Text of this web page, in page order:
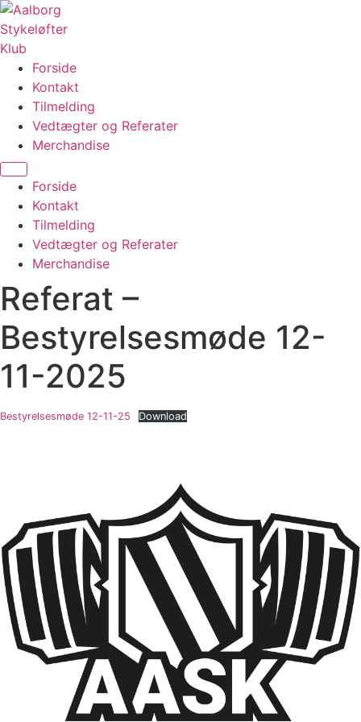
Videre
til
indhold
Forside
Kontakt
Tilmelding
Vedtægter og Referater
Merchandise
MenuForside
Kontakt
Tilmelding
Vedtægter og Referater
Merchandise
Referat –
Bestyrelsesmøde 12-
11-2025
Bestyrelsesmøde 12-11-25 Download